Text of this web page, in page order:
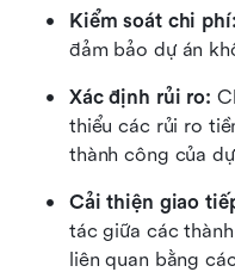
Kiểm soát chi phí:
đảm bảo dự án
Xác định rủi ro:
thiểu các rủi ro
thành công của
Cải thiện giao
tác giữa các
liên quan bằng